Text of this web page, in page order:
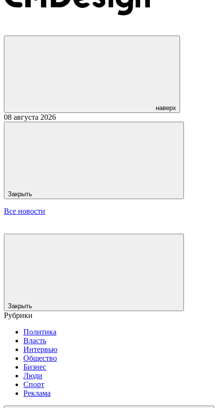
наверх
08 августа 2026
Закрыть
Все новости
Закрыть
Рубрики
Политика
Власть
Интервью
Общество
Бизнес
Люди
Спорт
Реклама